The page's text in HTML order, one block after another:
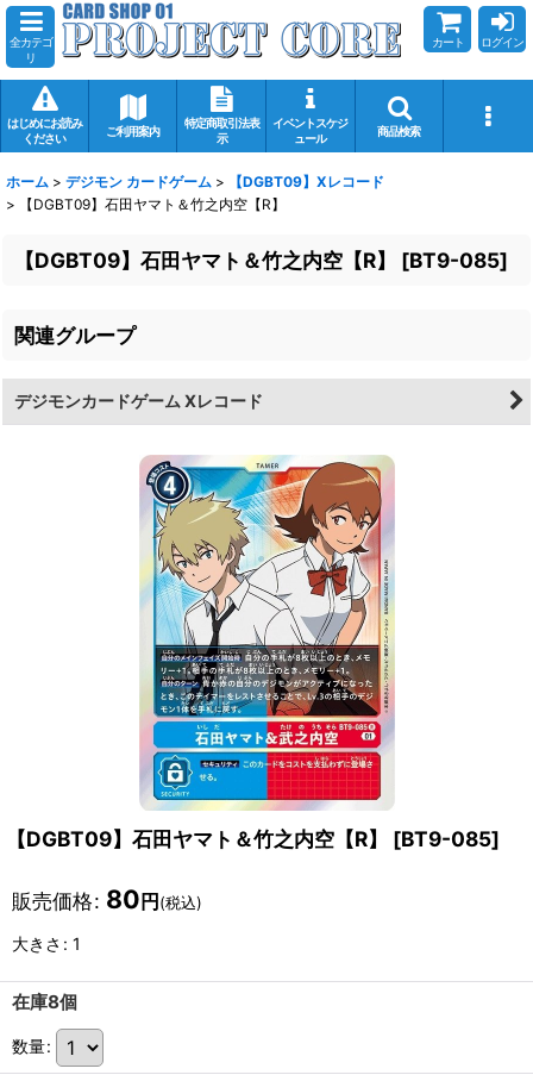
全カテゴ
リ
カート ログイン
はじめにお読み
ください
ご利用案内
特定商取引法表
示
イベントスケジ
ュール
商品検索
ホーム > デジモン カードゲーム >
【DGBT09】Xレコード
>
【DGBT09】石田ヤマト＆竹之内空【R】
【DGBT09】石田ヤマト＆竹之内空【R】 [BT9-085]
関連グループ
デジモンカードゲーム Xレコード
【DGBT09】石田ヤマト＆竹之内空【R】 [BT9-085]
販売価格: 80 円 (税込)
大きさ : 1
在庫8個
数量: